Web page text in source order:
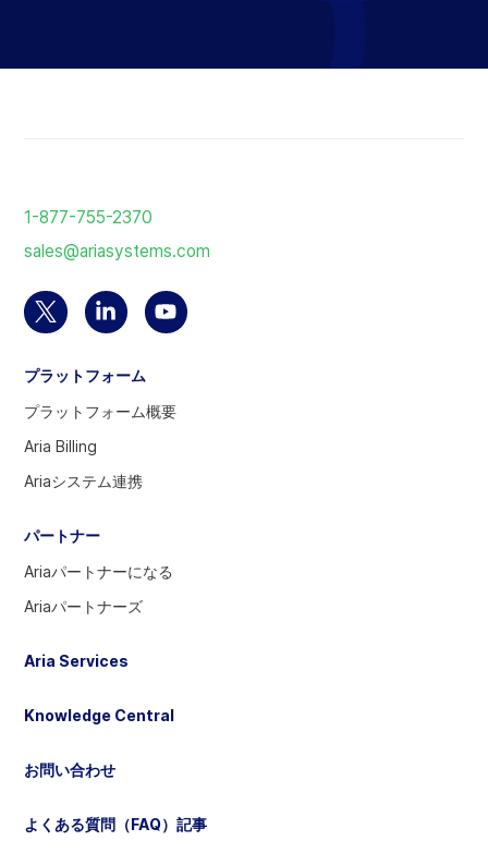
ペ
ー
ジ
に
戻
1-877-755-2370
sales@ariasystems.com
Twitter
カ
ウ
ト
を
択
Linkedin
ア
カ
ト
YouTube
ウ
す
択
だ
さ
プラットフォーム
プラットフォーム概要
Aria Billing
Ariaシステム連携
パートナー
Ariaパートナーになる
Ariaパートナーズ
Aria Services
Knowledge Central
お問い合わせ
よくある質問（FAQ）記事